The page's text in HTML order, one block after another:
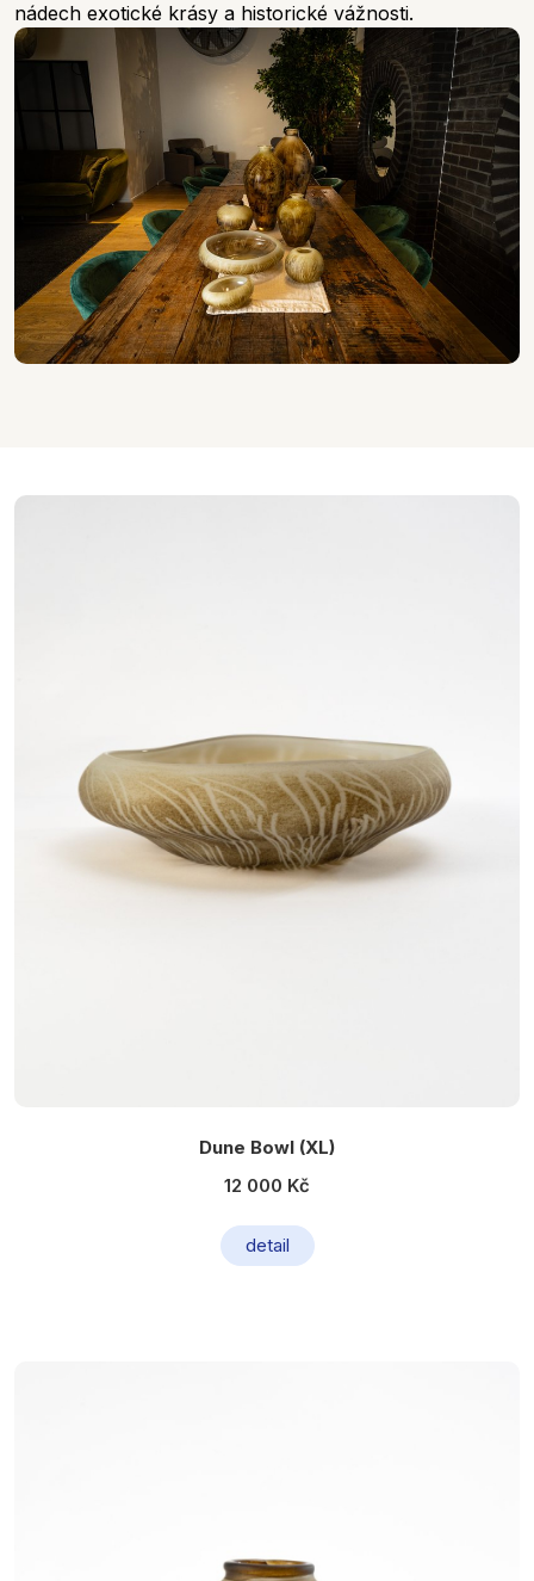
nádech exotické krásy a historické vážnosti.
Dune Bowl (XL)
12 000 Kč
detail